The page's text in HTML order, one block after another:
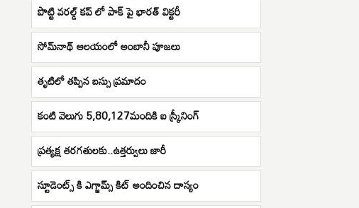
పొట్టి వరల్డ్ కప్ లో పాక్ పై భారత్ విక్టరీ
సోమ్‌నాథ్ ఆలయంలో అంబానీ పూజలు
తృటిలో తప్పిన బస్సు ప్రమాదం
కంటి వెలుగు 5,80,127మందికి ఐ స్క్రీనింగ్
ప్రత్యక్ష తరగతులకు..ఉత్తర్వులు జారీ
స్టూడెంట్స్ కి ఎగ్జామ్స్ కిట్ అందించిన దాస్యం